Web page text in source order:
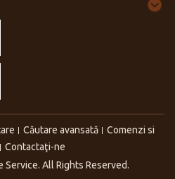
Căutare avansată
Comenzi si
Contactaţi-ne
All Rights Reserved.